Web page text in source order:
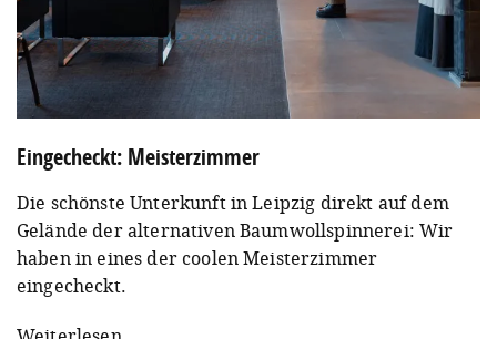
Eingecheckt: Meisterzimmer
Die schönste Unterkunft in Leipzig direkt auf dem
Gelände der alternativen Baumwollspinnerei: Wir
haben in eines der coolen Meisterzimmer
eingecheckt.